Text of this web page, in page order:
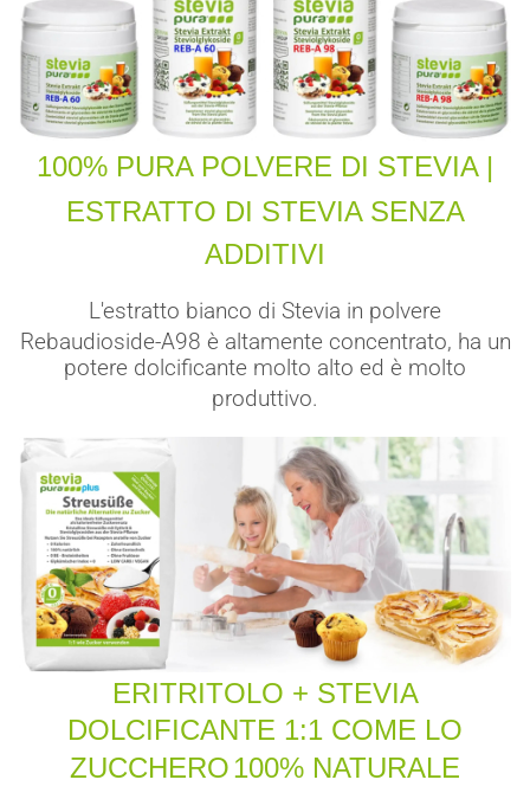
100% PURA POLVERE DI STEVIA |
ESTRATTO DI STEVIA SENZA
ADDITIVI
L'estratto bianco di Stevia in polvere
Rebaudioside-A98 è altamente concentrato, ha un
potere dolcificante molto alto ed è molto
produttivo.
ERITRITOLO + STEVIA
DOLCIFICANTE 1:1 COME LO
ZUCCHERO100% NATURALE